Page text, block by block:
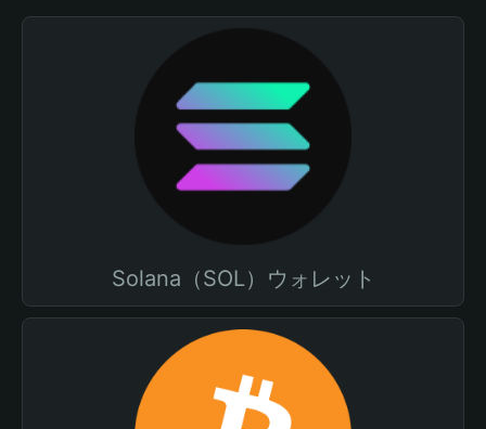
Solana（SOL）ウォレット